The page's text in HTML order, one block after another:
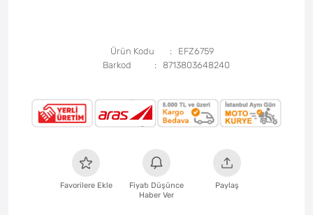
Ürün Kodu
EFZ6759
Barkod
8713803648240
Favorilere Ekle
Fiyatı Düşünce
Haber Ver
Paylaş